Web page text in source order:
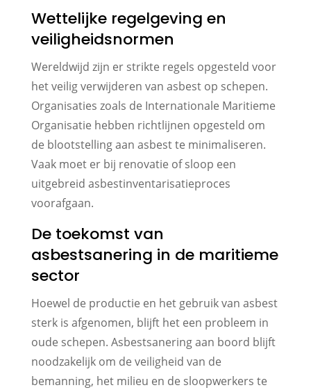
Wettelijke regelgeving en
veiligheidsnormen
Wereldwijd zijn er strikte regels opgesteld voor
het veilig verwijderen van asbest op schepen.
Organisaties zoals de Internationale Maritieme
Organisatie hebben richtlijnen opgesteld om
de blootstelling aan asbest te minimaliseren.
Vaak moet er bij renovatie of sloop een
uitgebreid asbestinventarisatieproces
voorafgaan.
De toekomst van
asbestsanering in de maritieme
sector
Hoewel de productie en het gebruik van asbest
sterk is afgenomen, blijft het een probleem in
oude schepen. Asbestsanering aan boord blijft
noodzakelijk om de veiligheid van de
bemanning, het milieu en de sloopwerkers te